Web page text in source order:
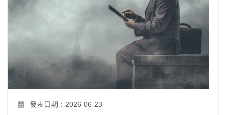
發表日期：2026-06-23